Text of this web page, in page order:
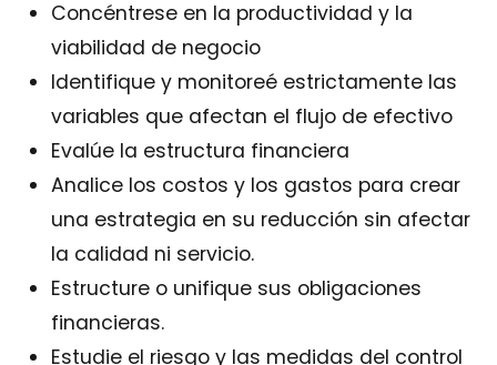
Concéntrese en la productividad y la
viabilidad de negocio
Identifique y monitoreé estrictamente las
variables que afectan el flujo de efectivo
Evalúe la estructura financiera
Analice los costos y los gastos para crear
una estrategia en su reducción sin afectar
la calidad ni servicio.
Estructure o unifique sus obligaciones
financieras.
Estudie el riesgo y las medidas del control